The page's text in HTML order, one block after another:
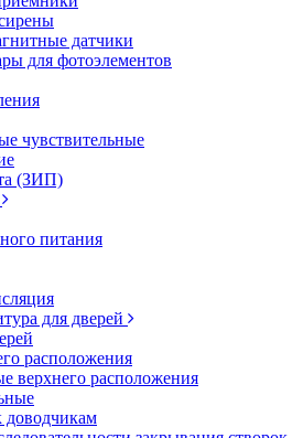
датчики
для фотоэлементов
чувствительные
(ЗИП)
питания
для дверей
расположения
верхнего расположения